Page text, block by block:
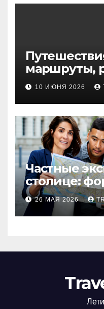
волокна
маршруты,
10 ИЮНЯ 2026
Частные
столице:
маршруты и
26 МАЯ 2026